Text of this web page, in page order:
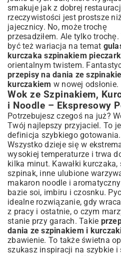
smakuje jak z dobrej
rzeczywistości jest prostsze
jajecznicy. No, może trochę
przesadziłem. Ale tylko
być też wariacja na temat
kurczaka szpinakiem
orientalnym twistem.
przepisy na dania ze
kurczakiem w nowej odsłonie.
Wok ze Szpinakiem,
i Noodle – Ekspresowy
Potrzebujesz czegoś na już?
Twój najlepszy przyjaciel. To
definicja szybkiego gotowania.
Wszystko dzieje się w
wysokiej temperaturze i trwa
kilka minut. Kawałki kurczaka,
szpinak, inne ulubione
makaron noodle i
bazie soi, imbiru i czosnku.
idealne rozwiązanie, gdy
z pracy i ostatnie, o czym
stanie przy garach. Takie
dania ze szpinakiem i
zbawienie. To także świetna
szukasz inspiracji na szybkie i